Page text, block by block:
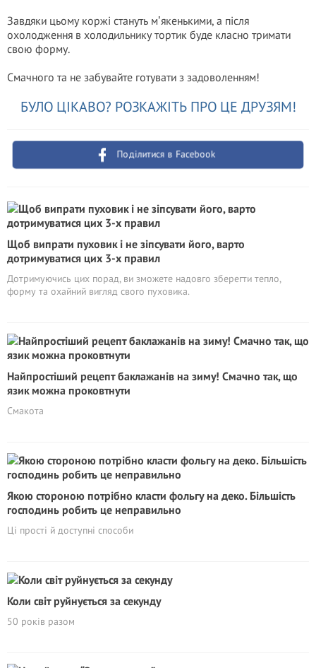
Завдяки цьому коржі стануть мʼякенькими, а після
охолодження в холодильнику тортик буде класно тримати
свою форму.
Смачного та не забувайте готувати з задоволенням!
БУЛО ЦІКАВО? РОЗКАЖІТЬ ПРО ЦЕ ДРУЗЯМ!
Поділитися в Facebook
Щоб випрати пуховик і не зіпсувати його, варто
дотримуватися цих 3-х правил
Дотримуючись цих порад, ви зможете надовго зберегти тепло,
форму та охайний вигляд свого пуховика.
Найпростіший рецепт баклажанів на зиму! Смачно так, що
язик можна проковтнути
Смакота
Якою стороною потрібно класти фольгу на деко. Більшість
господинь робить це неправильно
Ці прості й доступні способи
Коли світ руйнується за секунду
50 років разом